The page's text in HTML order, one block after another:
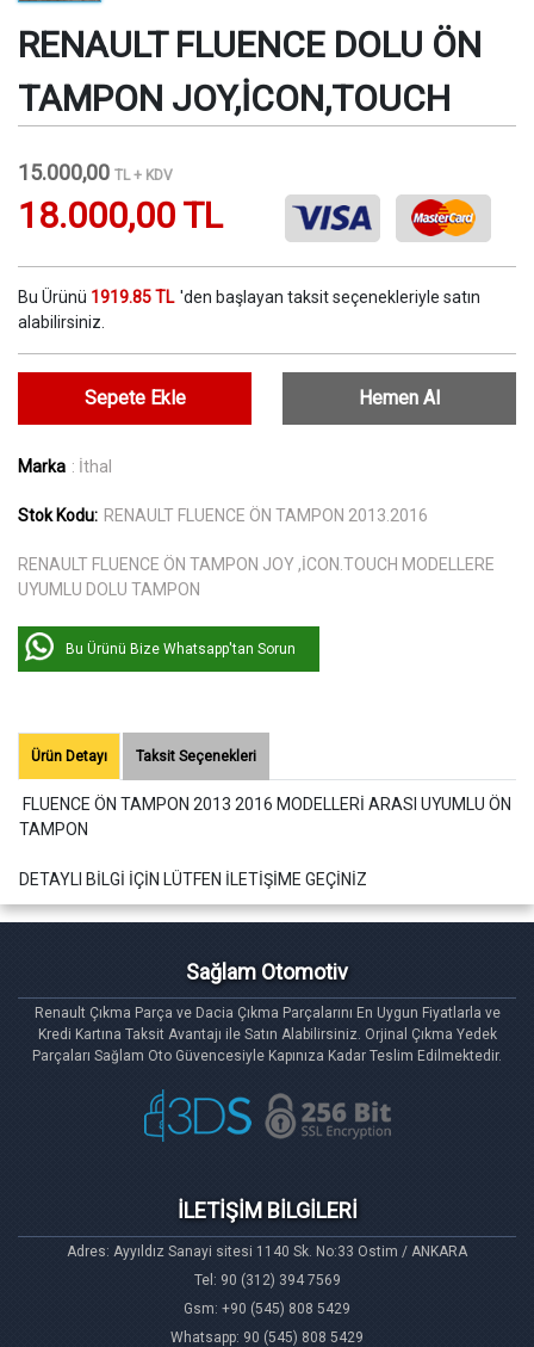
RENAULT FLUENCE DOLU ÖN
TAMPON JOY,İCON,TOUCH
15.000,00 TL + KDV
18.000,00 TL
Bu Ürünü 1919.85 TL 'den başlayan taksit seçenekleriyle satın
alabilirsiniz.
Sepete Ekle Hemen Al
Marka : İthal
Stok Kodu: RENAULT FLUENCE ÖN TAMPON 2013.2016
RENAULT FLUENCE ÖN TAMPON JOY ,İCON.TOUCH MODELLERE
UYUMLU DOLU TAMPON
Bu Ürünü Bize Whatsapp'tan Sorun
Ürün Detayı Taksit Seçenekleri
FLUENCE ÖN TAMPON 2013 2016 MODELLERİ ARASI UYUMLU ÖN
TAMPON
DETAYLI BİLGİ İÇİN LÜTFEN İLETİŞİME GEÇİNİZ
Sağlam Otomotiv
Renault Çıkma Parça ve Dacia Çıkma Parçalarını En Uygun Fiyatlarla ve
Kredi Kartına Taksit Avantajı ile Satın Alabilirsiniz. Orjinal Çıkma Yedek
Parçaları Sağlam Oto Güvencesiyle Kapınıza Kadar Teslim Edilmektedir.
İLETİŞİM BİLGİLERİ
Adres: Ayyıldız Sanayi sitesi 1140 Sk. No:33 Ostim / ANKARA
Tel: 90 (312) 394 7569
Gsm: +90 (545) 808 5429
Whatsapp: 90 (545) 808 5429